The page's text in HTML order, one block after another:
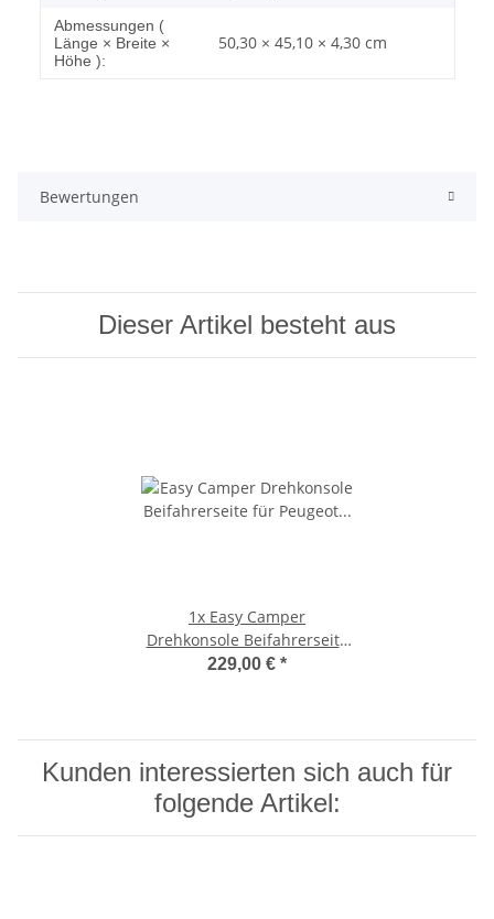
Abmessungen (
Länge × Breite ×
Höhe ):
50,30 × 45,10 × 4,30 cm
Bewertungen
Dieser Artikel besteht aus
1x Easy Camper
Drehkonsole Beifahrerseite
für Peugeot Expert K0 ab
229,00 € *
Kunden interessierten sich auch für
folgende Artikel: